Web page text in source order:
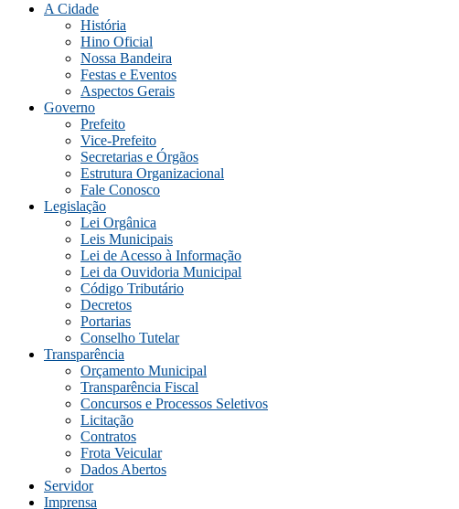
A Cidade
História
Hino Oficial
Nossa Bandeira
Festas e Eventos
Aspectos Gerais
Governo
Prefeito
Vice-Prefeito
Secretarias e Órgãos
Estrutura Organizacional
Fale Conosco
Legislação
Lei Orgânica
Leis Municipais
Lei de Acesso à Informação
Lei da Ouvidoria Municipal
Código Tributário
Decretos
Portarias
Conselho Tutelar
Transparência
Orçamento Municipal
Transparência Fiscal
Concursos e Processos Seletivos
Licitação
Contratos
Frota Veicular
Dados Abertos
Servidor
Imprensa